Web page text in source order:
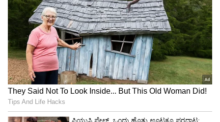
ಬಾಂಗ್ಲಾದ ಮಾನವ ಸ್ಮಗ್ಲರ್ಸ್‌ ವಿರುದ್ಧ ಎನ್‌ಐಎ ಭರ್ಜರಿ
ಬೇಟೆ: ಕರ್ನಾಟಕ ಸೇರಿದಂತೆ ದೇಶದ 8 ರಾಜ್ಯಗಳಲ್ಲಿ
ರೇಡ್‌
ದೂರು ನೀಡಿ 2 ವರ್ಷದ ನಂತರ ನನಗೆ ಬೆದರಿಕೆ ಕರೆಗಳು
ಬರಲು ಶುರುವಾದವು. ಒಬ್ಬನಂತೂ ನಾನು ರಸ್ತೆಯಲ್ಲಿ ನಡೆದು